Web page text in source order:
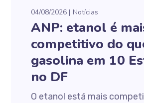
04/08/2026 Notícias
ANP: etanol é
competitivo do
gasolina em 10
no DF
O etanol está mais